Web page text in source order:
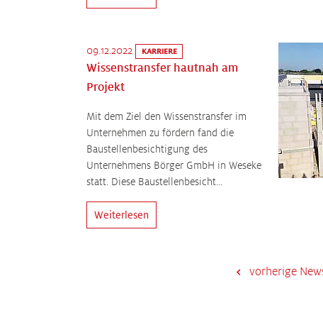
09.12.2022 KARRIERE
Wissenstransfer hautnah am
Projekt
Mit dem Ziel den Wissenstransfer im
Unternehmen zu fördern fand die
Baustellenbesichtigung des
Unternehmens Börger GmbH in Weseke
statt. Diese Baustellenbesicht…
Weiterlesen
vorherige